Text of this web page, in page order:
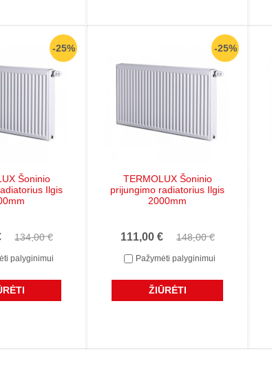
-25%
Šoninio
Ilgis
134,00 €
palyginimui
-25%
TERMOLUX Šoninio
prijungimo radiatorius Ilgis
2000mm
111,00 € 148,00 €
Pažymėti palyginimui
ŽIŪRĖTI